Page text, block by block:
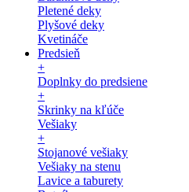
Pletené deky
Plyšové deky
Kvetináče
Predsieň
+
Doplnky do predsiene
+
Skrinky na kľúče
Vešiaky
+
Stojanové vešiaky
Vešiaky na stenu
Lavice a taburety